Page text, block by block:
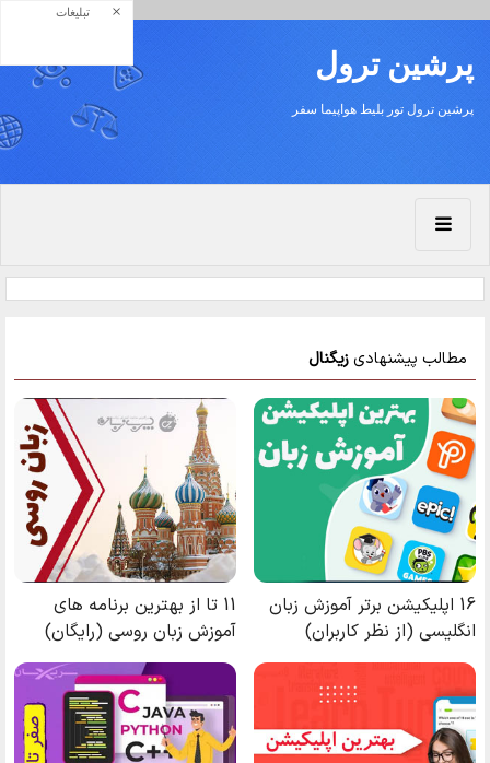
پرشين ترول
پرشين ترول تور بليط هواپيما سفر
تبلیغات ×